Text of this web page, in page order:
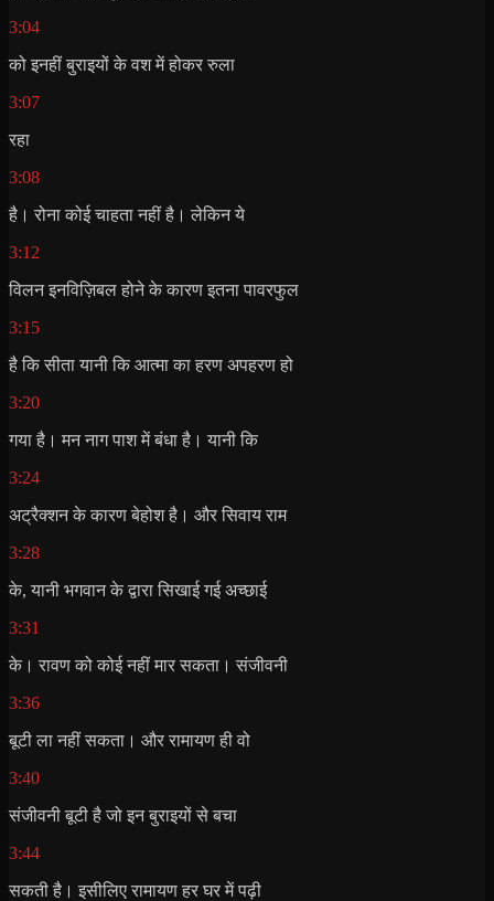
3:04
को इनहीं बुराइयों के वश में होकर रुला
3:07
रहा
3:08
है। रोना कोई चाहता नहीं है। लेकिन ये
3:12
विलन इनविज़िबल होने के कारण इतना पावरफुल
3:15
है कि सीता यानी कि आत्मा का हरण अपहरण हो
3:20
गया है। मन नाग पाश में बंधा है। यानी कि
3:24
अट्रैक्शन के कारण बेहोश है। और सिवाय राम
3:28
के, यानी भगवान के द्वारा सिखाई गई अच्छाई
3:31
के। रावण को कोई नहीं मार सकता। संजीवनी
3:36
बूटी ला नहीं सकता। और रामायण ही वो
3:40
संजीवनी बूटी है जो इन बुराइयों से बचा
3:44
सकती है। इसीलिए रामायण हर घर में पढ़ी